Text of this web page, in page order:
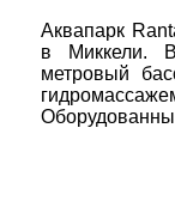
Аквапарк
в Миккели.
метровый